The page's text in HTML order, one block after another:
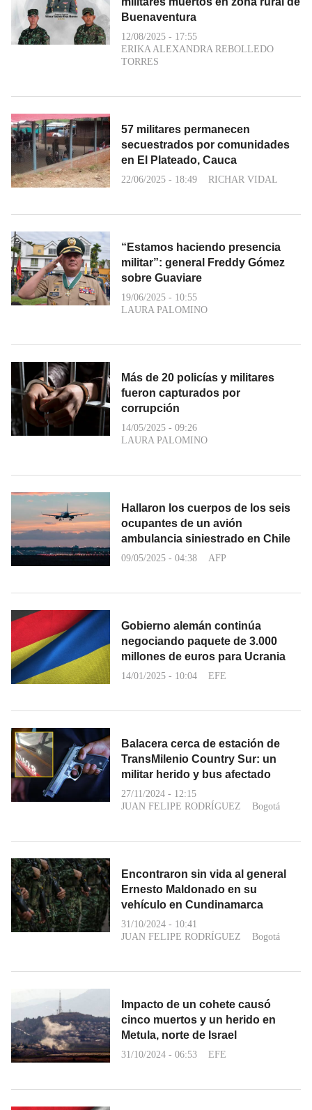
Buenaventura
12/08/2025 - 17:55
ERIKA ALEXANDRA REBOLLEDO
TORRES
57 militares permanecen
secuestrados por comunidades
en El Plateado, Cauca
22/06/2025 - 18:49 RICHAR VIDAL
“Estamos haciendo presencia
militar”: general Freddy Gómez
sobre Guaviare
19/06/2025 - 10:55
LAURA PALOMINO
Más de 20 policías y militares
fueron capturados por
corrupción
14/05/2025 - 09:26
LAURA PALOMINO
Hallaron los cuerpos de los seis
ocupantes de un avión
ambulancia siniestrado en Chile
09/05/2025 - 04:38 AFP
Gobierno alemán continúa
negociando paquete de 3.000
millones de euros para Ucrania
14/01/2025 - 10:04 EFE
Balacera cerca de estación de
TransMilenio Country Sur: un
militar herido y bus afectado
27/11/2024 - 12:15
JUAN FELIPE RODRÍGUEZ
Bogotá
Encontraron sin vida al general
Ernesto Maldonado en su
vehículo en Cundinamarca
31/10/2024 - 10:41
JUAN FELIPE RODRÍGUEZ
Bogotá
Impacto de un cohete causó
cinco muertos y un herido en
Metula, norte de Israel
31/10/2024 - 06:53 EFE